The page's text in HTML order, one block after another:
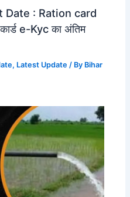
Date : Ration card
e-Kyc का अंतिम
, Latest Update / By Bihar